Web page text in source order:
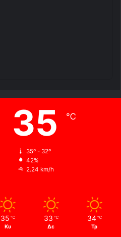
35 ℃
35º - 32º
42%
2.24 km/h
35 ℃
Κυ
33 ℃
Δε
34 ℃
Τρ